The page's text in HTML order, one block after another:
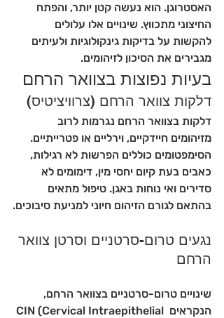
האסטרוגן. הוא נעשה קטן יותר, והפתח
החיצוני מתכווץ. שינויים אלו עלולים
להקשות על בדיקות גינקולוגיות ולעיתים
מגבירים את הסיכון לזיהומים.
בעיות נפוצות בצוואר הרחם
דלקות צוואר הרחם (צרוויציטיס)
דלקות בצוואר הרחם נגרמות לרוב
מזיהומים חיידקיים, וירליים או פטרייתיים.
הסימפטומים כוללים הפרשות לא רגילות,
כאבים בעת קיום יחסי מין, דימומים לא
סדירים ואי נוחות באגן. טיפול מתאים
בהתאם לגורם הזיהום חיוני למניעת סיבוכים.
נגעים טרום-סרטניים וסרטן צוואר
הרחם
שינויים טרום-סרטניים בצוואר הרחם,
הנקראים CIN (Cervical Intraepithelial